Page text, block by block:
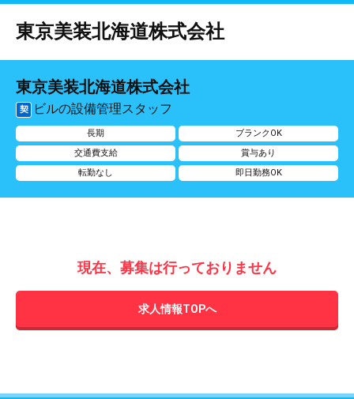
東京美装北海道株式会社
東京美装北海道株式会社
契 ビルの設備管理スタッフ
長期
ブランクOK
交通費支給
賞与あり
転勤なし
即日勤務OK
現在、募集は行っておりません
求人情報TOPへ